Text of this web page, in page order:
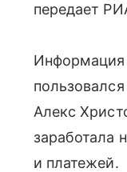
передает
Информация
Алекс
заработала
и платежей.